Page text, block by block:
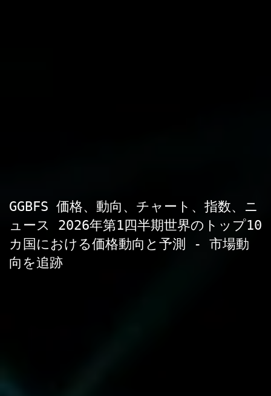
GGBFS 価格、動向、チャート、指数、ニ
ュース 2026年第1四半期世界のトップ10
カ国における価格動向と予測 - 市場動
向を追跡